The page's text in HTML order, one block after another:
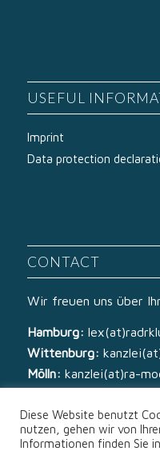
USEFUL
Imprint
Data protection
CONTACT
Wir freuen uns über
Hamburg:
Wittenburg:
Mölln: kanzlei(at)ra-
Diese Website benutzt
nutzen, gehen wir von
Informationen finden Sie